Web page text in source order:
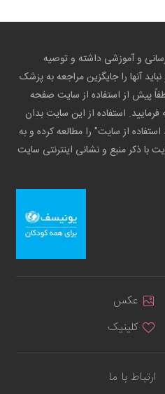
و آموزشی داشته و توصیه
آنها را جایگزین مراجعه به پزشک
پیش از استفاده از سایت صفحه
فرمایید. استفاده از این سایت بدان
از سایت" را مطالعه کرده و به
با ذکر منبع و نشانی اینترنتی سایت
عکس
کلینیک
ارتباط با ما